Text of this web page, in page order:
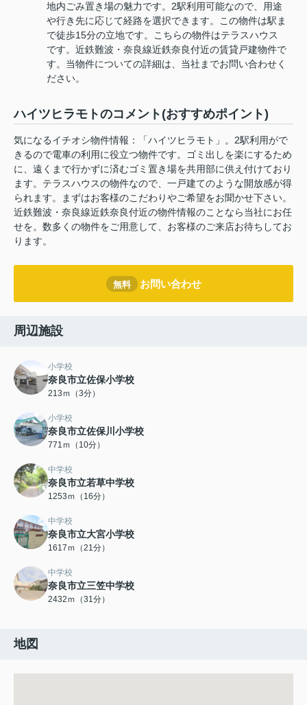
地内ごみ置き場の魅力です。2駅利用可能なので、用途
や行き先に応じて経路を選択できます。この物件は駅ま
で徒歩15分の立地です。こちらの物件はテラスハウス
です。近鉄難波・奈良線近鉄奈良付近の賃貸戸建物件で
す。当物件についての詳細は、当社までお問い合わせく
ださい。
ハイツヒラモトのコメント(おすすめポイント)
気になるイチオシ物件情報：「ハイツヒラモト」。2駅利用がで
きるので電車の利用に役立つ物件です。ゴミ出しを楽にするため
に、遠くまで行かずに済むゴミ置き場を共用部に供え付けており
ます。テラスハウスの物件なので、一戸建てのような開放感が得
られます。まずはお客様のこだわりやご希望をお聞かせ下さい。
近鉄難波・奈良線近鉄奈良付近の物件情報のことなら当社にお任
せを。数多くの物件をご用意して、お客様のご来店お待ちしてお
ります。
無料 お問い合わせ
周辺施設
小学校
奈良市立佐保小学校
213ｍ（3分）
小学校
奈良市立佐保川小学校
771ｍ（10分）
中学校
奈良市立若草中学校
1253ｍ（16分）
中学校
奈良市立大宮小学校
1617ｍ（21分）
中学校
奈良市立三笠中学校
2432ｍ（31分）
地図